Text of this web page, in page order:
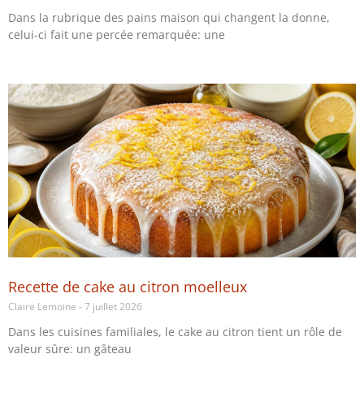
Dans la rubrique des pains maison qui changent la donne,
celui-ci fait une percée remarquée: une
Recette de cake au citron moelleux
Claire Lemoine 7 juillet 2026
Dans les cuisines familiales, le cake au citron tient un rôle de
valeur sûre: un gâteau